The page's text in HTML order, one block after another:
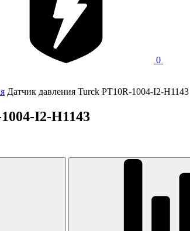
0
Датчик давления Turck PT10R-1004-I2-H1143
I2-H1143